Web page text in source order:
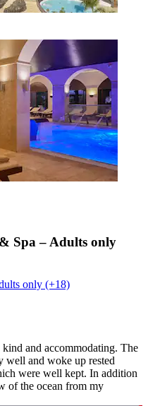
Spa – Adults only
only (+18)
and accommodating. The
well and woke up rested
were well kept. In addition
of the ocean from my